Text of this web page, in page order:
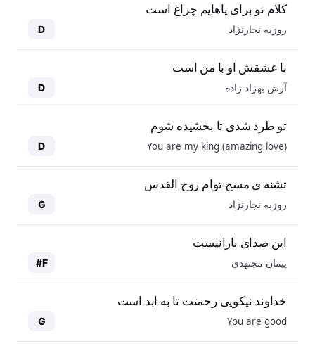
کلام تو برای پاهایم چراغ است
روزبه نجارنژاد D
با عشقش او با من است
آرش بهزاد زاده D
تو طرد شدی تا بخشیده شوم
You are my king (amazing love)
D
تشنه ی مسح توام روح القدس
روزبه نجارنژاد G
این صدای بارانیست
پیمان مجتهدی F#
خداوند نیکویی رحمتت تا به ابد است
You are good
G